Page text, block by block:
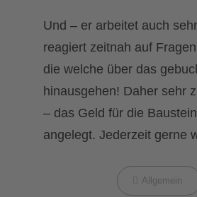
Und – er arbeitet auch
reagiert zeitnah auf
die welche über das
hinausgehen! Daher sehr
– das Geld für die
angelegt. Jederzeit gerne
Categories
Allgemein